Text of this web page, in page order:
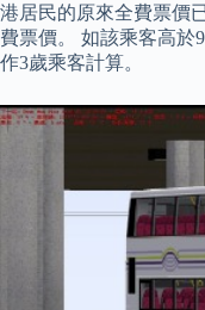
港居民的原來全費票價
費票價。 如該乘客高於
作3歲乘客計算。